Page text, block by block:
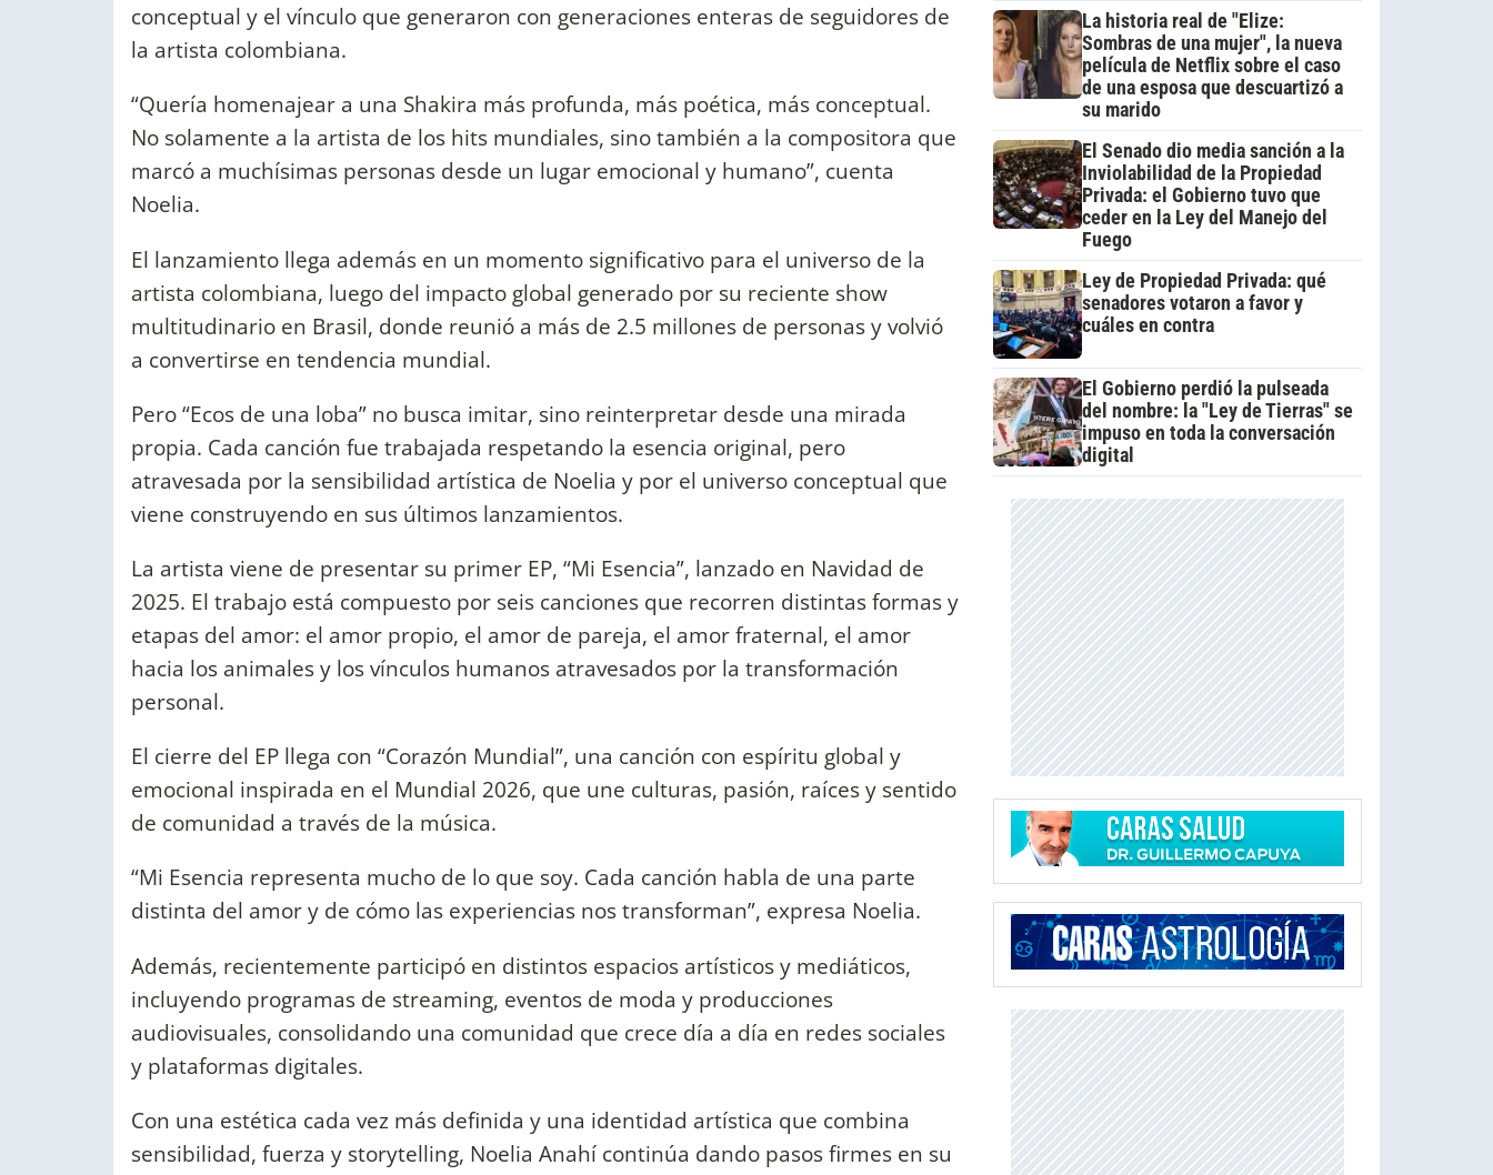
conceptual y el vínculo que generaron con generaciones enteras de seguidores de
la artista colombiana.
“Quería homenajear a una Shakira más profunda, más poética, más conceptual.
No solamente a la artista de los hits mundiales, sino también a la compositora que
marcó a muchísimas personas desde un lugar emocional y humano”, cuenta
Noelia.
El lanzamiento llega además en un momento significativo para el universo de la
artista colombiana, luego del impacto global generado por su reciente show
multitudinario en Brasil, donde reunió a más de 2.5 millones de personas y volvió
a convertirse en tendencia mundial.
Pero “Ecos de una loba” no busca imitar, sino reinterpretar desde una mirada
propia. Cada canción fue trabajada respetando la esencia original, pero
atravesada por la sensibilidad artística de Noelia y por el universo conceptual que
viene construyendo en sus últimos lanzamientos.
La artista viene de presentar su primer EP, “Mi Esencia”, lanzado en Navidad de
2025. El trabajo está compuesto por seis canciones que recorren distintas formas y
etapas del amor: el amor propio, el amor de pareja, el amor fraternal, el amor
hacia los animales y los vínculos humanos atravesados por la transformación
personal.
El cierre del EP llega con “Corazón Mundial”, una canción con espíritu global y
emocional inspirada en el Mundial 2026, que une culturas, pasión, raíces y sentido
de comunidad a través de la música.
“Mi Esencia representa mucho de lo que soy. Cada canción habla de una parte
distinta del amor y de cómo las experiencias nos transforman”, expresa Noelia.
Además, recientemente participó en distintos espacios artísticos y mediáticos,
incluyendo programas de streaming, eventos de moda y producciones
audiovisuales, consolidando una comunidad que crece día a día en redes sociales
y plataformas digitales.
Con una estética cada vez más definida y una identidad artística que combina
sensibilidad, fuerza y storytelling, Noelia Anahí continúa dando pasos firmes en su
La historia real de "Elize:
Sombras de una mujer", la nueva
película de Netflix sobre el caso
de una esposa que descuartizó a
su marido
El Senado dio media sanción a la
Inviolabilidad de la Propiedad
Privada: el Gobierno tuvo que
ceder en la Ley del Manejo del
Fuego
Ley de Propiedad Privada: qué
senadores votaron a favor y
cuáles en contra
El Gobierno perdió la pulseada
del nombre: la "Ley de Tierras" se
impuso en toda la conversación
digital